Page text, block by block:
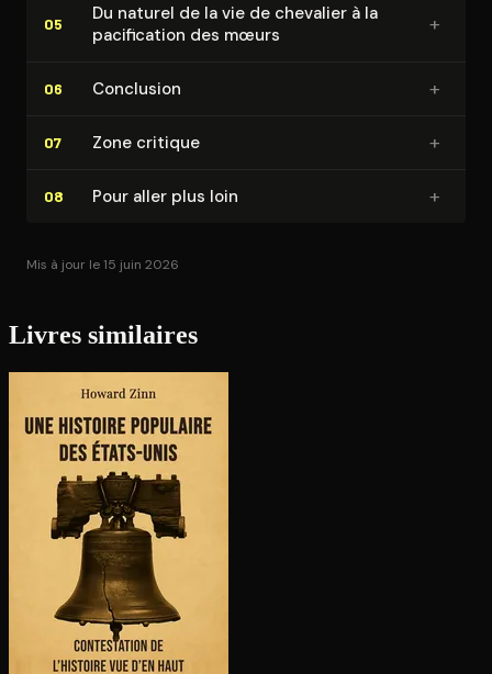
05
Du naturel de la vie de chevalier à la
pa­ci­fi­ca­tion des mœurs
+
06 Conclusion +
07 Zone critique +
08 Pour aller plus loin +
Mis à jour le 15 juin 2026
Livres similaires